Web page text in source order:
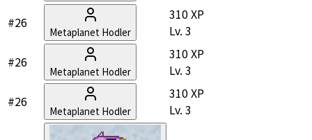
#26
Metaplanet Hodler
310 XP
Lv. 3
#26
Metaplanet Hodler
310 XP
Lv. 3
#26
Metaplanet Hodler
310 XP
Lv. 3